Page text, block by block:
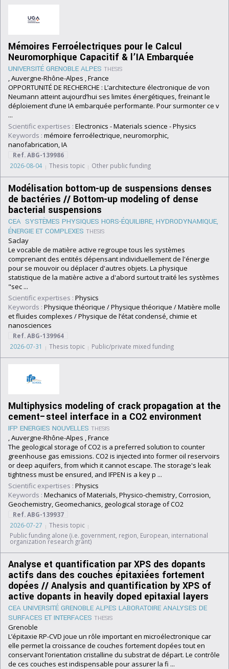
Mémoires Ferroélectriques pour le Calcul
Neuromorphique Capacitif & l’IA Embarquée
UNIVERSITÉ GRENOBLE ALPES THESIS
, Auvergne-Rhône-Alpes , France
OPPORTUNITÉ DE RECHERCHE : L’architecture électronique de von
Neumann atteint aujourd’hui ses limites énergétiques, freinant le
déploiement d’une IA embarquée performante. Pour surmonter ce v
...
Scientific expertises : Electronics -Materials science -Physics
Keywords : mémoire ferroélectrique, neuromorphic,
nanofabrication, IA
Ref. ABG-139986
2026-08-04
Thesis topic Other public funding
Modélisation bottom-up de suspensions denses
de bactéries // Bottom-up modeling of dense
bacterial suspensions
CEA SYSTÈMES PHYSIQUES HORS-ÉQUILIBRE, HYDRODYNAMIQUE,
ÉNERGIE ET COMPLEXES THESIS
Saclay
Le vocable de matière active regroupe tous les systèmes
comprenant des entités dépensant individuellement de l'énergie
pour se mouvoir ou déplacer d'autres objets. La physique
statistique de la matière active a d'abord surtout traité les systèmes
"sec ...
Scientific expertises : Physics
Keywords : Physique théorique / Physique théorique / Matière molle
et fluides complexes / Physique de l’état condensé, chimie et
nanosciences
Ref. ABG-139964
2026-07-31
Thesis topic Public/private mixed funding
Multiphysics modeling of crack propagation at the
cement–steel interface in a CO2 environment
IFP ENERGIES NOUVELLES THESIS
, Auvergne-Rhône-Alpes , France
The geological storage of CO2 is a preferred solution to counter
greenhouse gas emissions. CO2 is injected into former oil reservoirs
or deep aquifers, from which it cannot escape. The storage's leak
tightness must be ensured, and IFPEN is a key p ...
Scientific expertises : Physics
Keywords : Mechanics of Materials, Physico-chemistry, Corrosion,
Geochemistry, Geomechanics, geological storage of CO2
Ref. ABG-139937
2026-07-27
Thesis topic
Public funding alone (i.e. government, region, European, international
organization research grant)
Analyse et quantification par XPS des dopants
actifs dans des couches épitaxiées fortement
dopées // Analysis and quantification by XPS of
active dopants in heavily doped epitaxial layers
CEA UNIVERSITÉ GRENOBLE ALPES LABORATOIRE ANALYSES DE
SURFACES ET INTERFACES THESIS
Grenoble
L’épitaxie RP-CVD joue un rôle important en microélectronique car
elle permet la croissance de couches fortement dopées tout en
conservant l’orientation cristalline du substrat de départ. Le contrôle
de ces couches est indispensable pour assurer la fi ...